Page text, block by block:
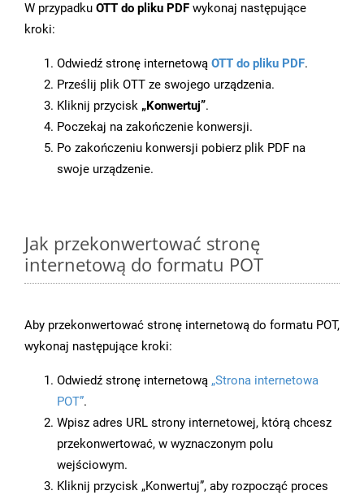
W przypadku OTT do pliku PDF wykonaj następujące
kroki:
Odwiedź stronę internetową OTT do pliku PDF.
Prześlij plik OTT ze swojego urządzenia.
Kliknij przycisk „Konwertuj”.
Poczekaj na zakończenie konwersji.
Po zakończeniu konwersji pobierz plik PDF na
swoje urządzenie.
Jak przekonwertować stronę
internetową do formatu POT
Aby przekonwertować stronę internetową do formatu POT,
wykonaj następujące kroki:
Odwiedź stronę internetową „Strona internetowa
POT”.
Wpisz adres URL strony internetowej, którą chcesz
przekonwertować, w wyznaczonym polu
wejściowym.
Kliknij przycisk „Konwertuj”, aby rozpocząć proces